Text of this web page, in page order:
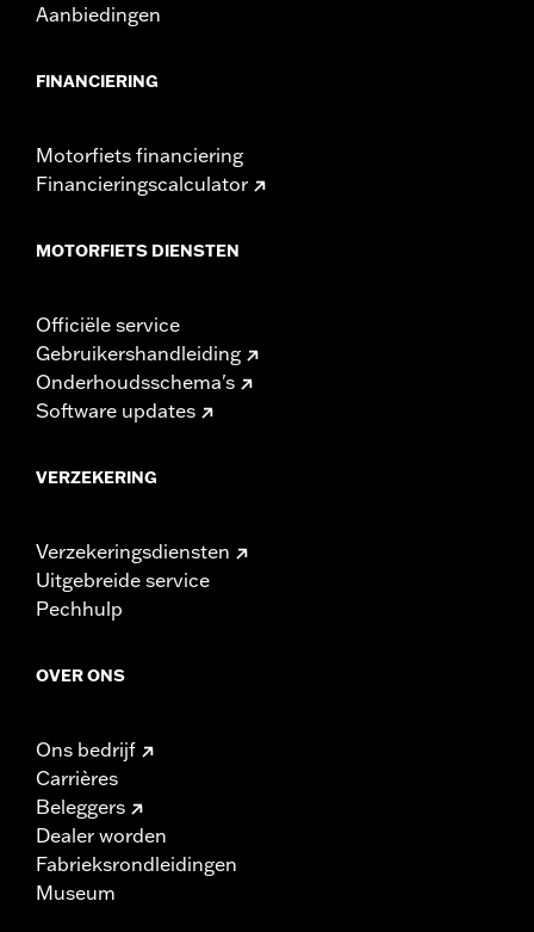
Aanbiedingen
FINANCIERING
Motorfiets financiering
Financieringscalculator
MOTORFIETS DIENSTEN
Officiële service
Gebruikershandleiding
Onderhoudsschema's
Software updates
VERZEKERING
Verzekeringsdiensten
Uitgebreide service
Pechhulp
OVER ONS
Ons bedrijf
Carrières
Beleggers
Dealer worden
Fabrieksrondleidingen
Museum